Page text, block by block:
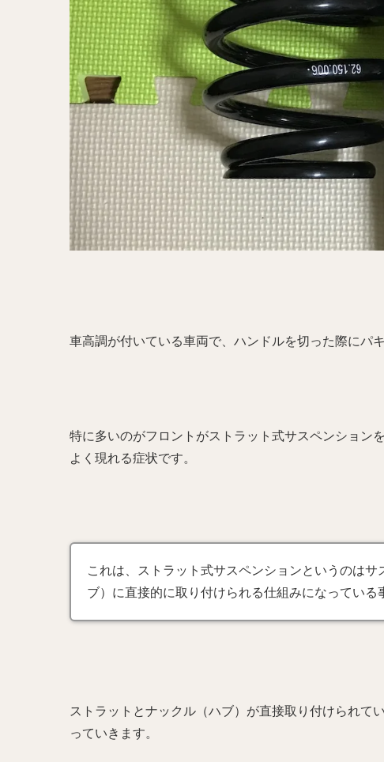
車高調が付いている車両で、ハンドルを切った際にパ
特に多いのがフロントがストラット式サスペンション
よく現れる症状です。
これは、ストラット式サスペンションというのはサ
ブ）に直接的に取り付けられる仕組みになっている
ストラットとナックル（ハブ）が直接取り付けられて
っていきます。